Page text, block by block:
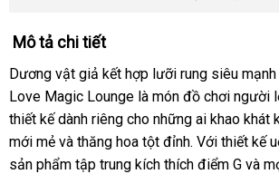
Mô tả chi tiết
Dương vật giả kết hợp lưỡi rung siêu
Love Magic Lounge là món đồ chơi người
thiết kế dành riêng cho những ai khao khát
mới mẻ và thăng hoa tột đỉnh. Với thiết kế
sản phẩm tập trung kích thích điểm G và